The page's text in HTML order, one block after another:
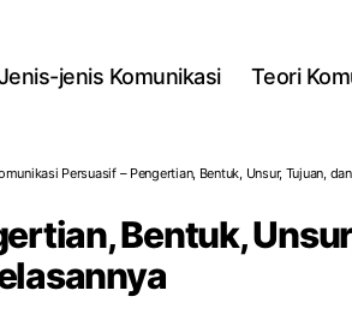
jenis Komunikasi Teori
Persuasif – Pengertian, Bentuk, Unsur, Tujuan,
Bentuk,